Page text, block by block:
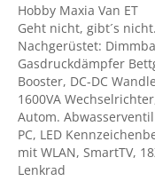
Hobby Maxia Van ET
Geht nicht, gibt´s nicht.
Nachgerüstet:
Gasdruckdämpfer
Booster, DC-DC
1600VA
Autom.
PC, LED
mit WLAN, SmartTV,
Lenkrad